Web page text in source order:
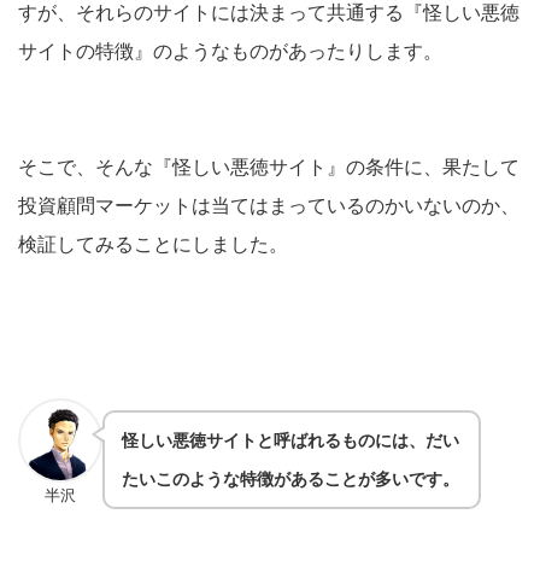
すが、それらのサイトには決まって共通する『怪しい悪徳
サイトの特徴』のようなものがあったりします。
そこで、そんな『怪しい悪徳サイト』の条件に、果たして
投資顧問マーケットは当てはまっているのかいないのか、
検証してみることにしました。
半沢
怪しい悪徳サイトと呼ばれるものには、だい
たいこのような特徴があることが多いです。